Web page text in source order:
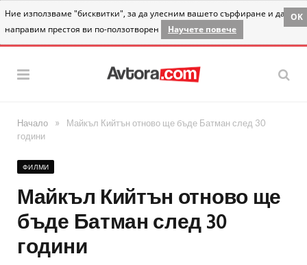
Ние използваме "бисквитки", за да улесним вашето сърфиране и да
направим престоя ви по-ползотворен
Научете повече
OK
Начало »
Майкъл Кийтън отново ще бъде Батман след 30
години
ФИЛМИ
Майкъл Кийтън отново ще
бъде Батман след 30
години